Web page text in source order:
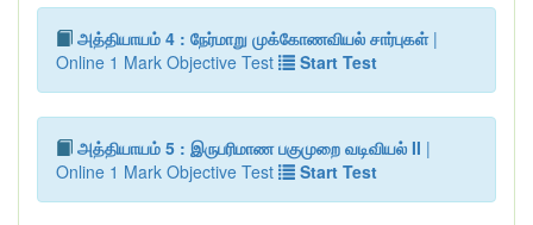
அத்தியாயம் 4 : நேர்மாறு முக்கோணவியல் சார்புகள்|
Online 1 Mark Objective Test
Start Test
அத்தியாயம் 5 : இருபரிமாண பகுமுறை வடிவியல் II |
Online 1 Mark Objective Test
Start Test